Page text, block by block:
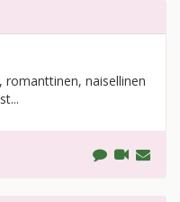
romanttinen, naisellinen